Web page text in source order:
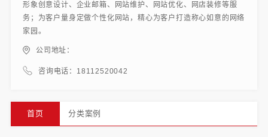
形象创意设计、企业邮箱、网站维护、网站优化、网店装修等服
务；为客户量身定做个性化网站，精心为客户打造称心如意的网络
家园。
公司地址：
咨询电话：18112520042
首页 分类案例